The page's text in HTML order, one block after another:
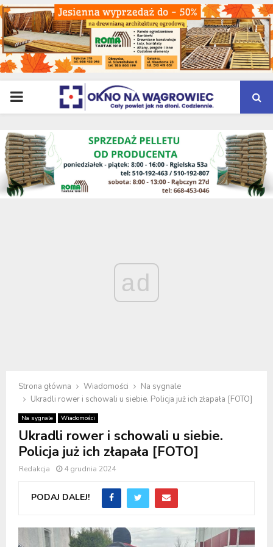
PRIMARY
MENU
ad
Strona główna Wiadomości
Na sygnale
Ukradli rower i schowali u siebie. Policja już ich złapała [FOTO]
Na sygnale Wiadomości
Ukradli rower i schowali u siebie.
Policja już ich złapała [FOTO]
Redakcja 4 grudnia 2024
PODAJ DALEJ!